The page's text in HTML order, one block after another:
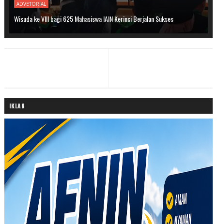
ADVETORIAL
Wisuda ke VIII bagi 625 Mahasiswa IAIN Kerinci Berjalan Sukses
IKLAN